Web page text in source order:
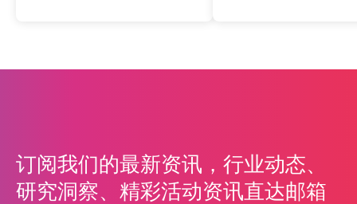
订阅我们的最新资讯，行业动态、
研究洞察、精彩活动资讯直达邮箱